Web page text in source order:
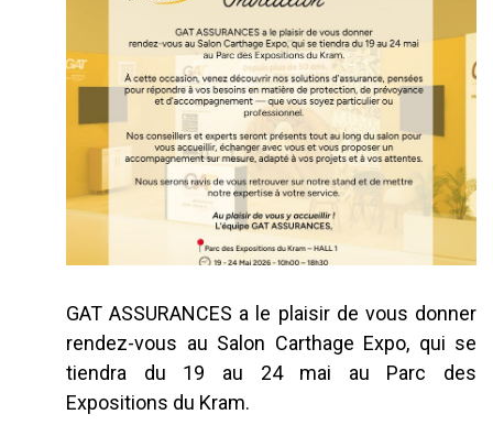
GAT ASSURANCES a le plaisir de vous donner
rendez-vous au Salon Carthage Expo, qui se
tiendra du 19 au 24 mai au Parc des
Expositions du Kram.